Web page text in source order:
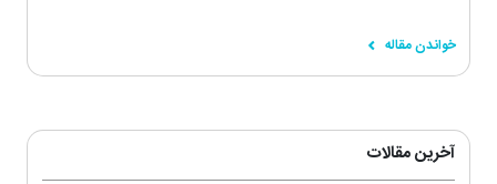
خواندن مقاله
آخرین مقالات